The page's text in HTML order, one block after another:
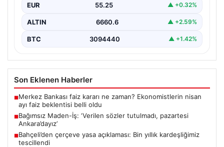
EUR 55.25 ▲ +0.32%
ALTIN 6660.6 ▲ +2.59%
BTC 3094440 ▲ +1.42%
Son Eklenen Haberler
■Merkez Bankası faiz kararı ne zaman? Ekonomistlerin nisan
ayı faiz beklentisi belli oldu
■Bağımsız Maden-İş: ‘Verilen sözler tutulmadı, pazartesi
Ankara’dayız’
■Bahçeli’den çerçeve yasa açıklaması: Bin yıllık kardeşliğimiz
tescillendi